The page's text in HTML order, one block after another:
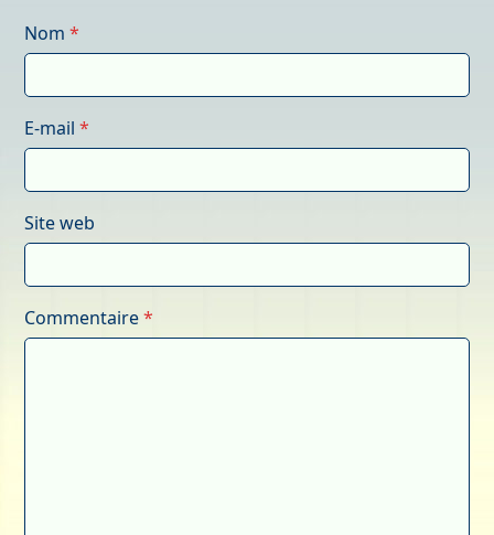
Nom*
E-mail*
Site web
Commentaire*